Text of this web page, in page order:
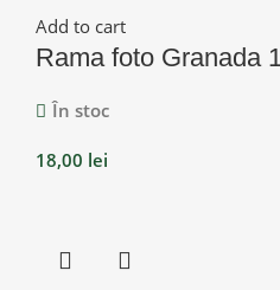
Add to cart
Rama foto Granada
În stoc
18,00 lei